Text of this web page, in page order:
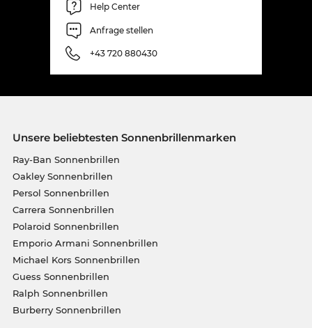
Help Center
Anfrage stellen
+43 720 880430
Unsere beliebtesten Sonnenbrillenmarken
Ray-Ban Sonnenbrillen
Oakley Sonnenbrillen
Persol Sonnenbrillen
Carrera Sonnenbrillen
Polaroid Sonnenbrillen
Emporio Armani Sonnenbrillen
Michael Kors Sonnenbrillen
Guess Sonnenbrillen
Ralph Sonnenbrillen
Burberry Sonnenbrillen